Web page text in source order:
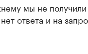
мы не получили
ответа и на